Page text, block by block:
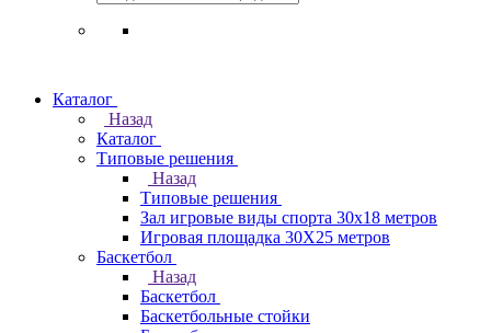
Каталог
Назад
Каталог
Типовые решения
Назад
Типовые решения
Зал игровые виды спорта 30x18 метров
Игровая площадка 30Х25 метров
Баскетбол
Назад
Баскетбол
Баскетбольные стойки